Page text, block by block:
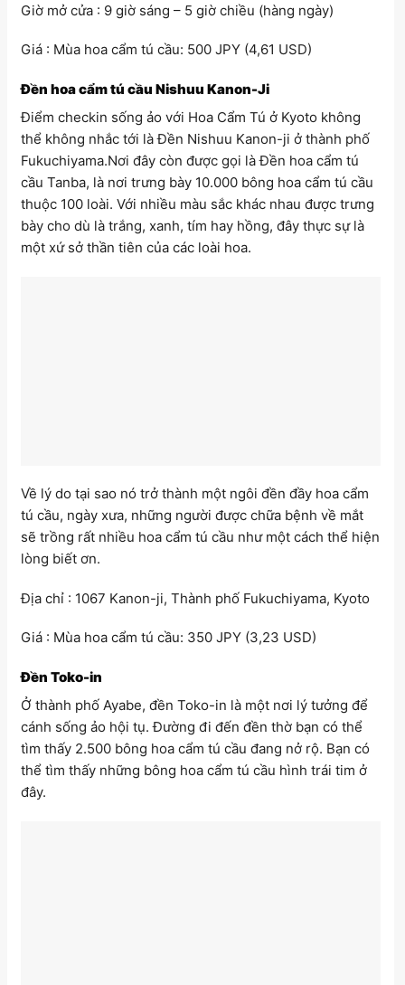
Giờ mở cửa : 9 giờ sáng – 5 giờ chiều (hàng ngày)
Giá : Mùa hoa cẩm tú cầu: 500 JPY (4,61 USD)
Đền hoa cẩm tú cầu Nishuu Kanon-Ji
Điểm checkin sống ảo với Hoa Cẩm Tú ở Kyoto không
thể không nhắc tới là Đền Nishuu Kanon-ji ở thành phố
Fukuchiyama.Nơi đây còn được gọi là Đền hoa cẩm tú
cầu Tanba, là nơi trưng bày 10.000 bông hoa cẩm tú cầu
thuộc 100 loài. Với nhiều màu sắc khác nhau được trưng
bày cho dù là trắng, xanh, tím hay hồng, đây thực sự là
một xứ sở thần tiên của các loài hoa.
Về lý do tại sao nó trở thành một ngôi đền đầy hoa cẩm
tú cầu, ngày xưa, những người được chữa bệnh về mắt
sẽ trồng rất nhiều hoa cẩm tú cầu như một cách thể hiện
lòng biết ơn.
Địa chỉ : 1067 Kanon-ji, Thành phố Fukuchiyama, Kyoto
Giá : Mùa hoa cẩm tú cầu: 350 JPY (3,23 USD)
Đền Toko-in
Ở thành phố Ayabe, đền Toko-in là một nơi lý tưởng để
cánh sống ảo hội tụ. Đường đi đến đền thờ bạn có thể
tìm thấy 2.500 bông hoa cẩm tú cầu đang nở rộ. Bạn có
thể tìm thấy những bông hoa cẩm tú cầu hình trái tim ở
đây.